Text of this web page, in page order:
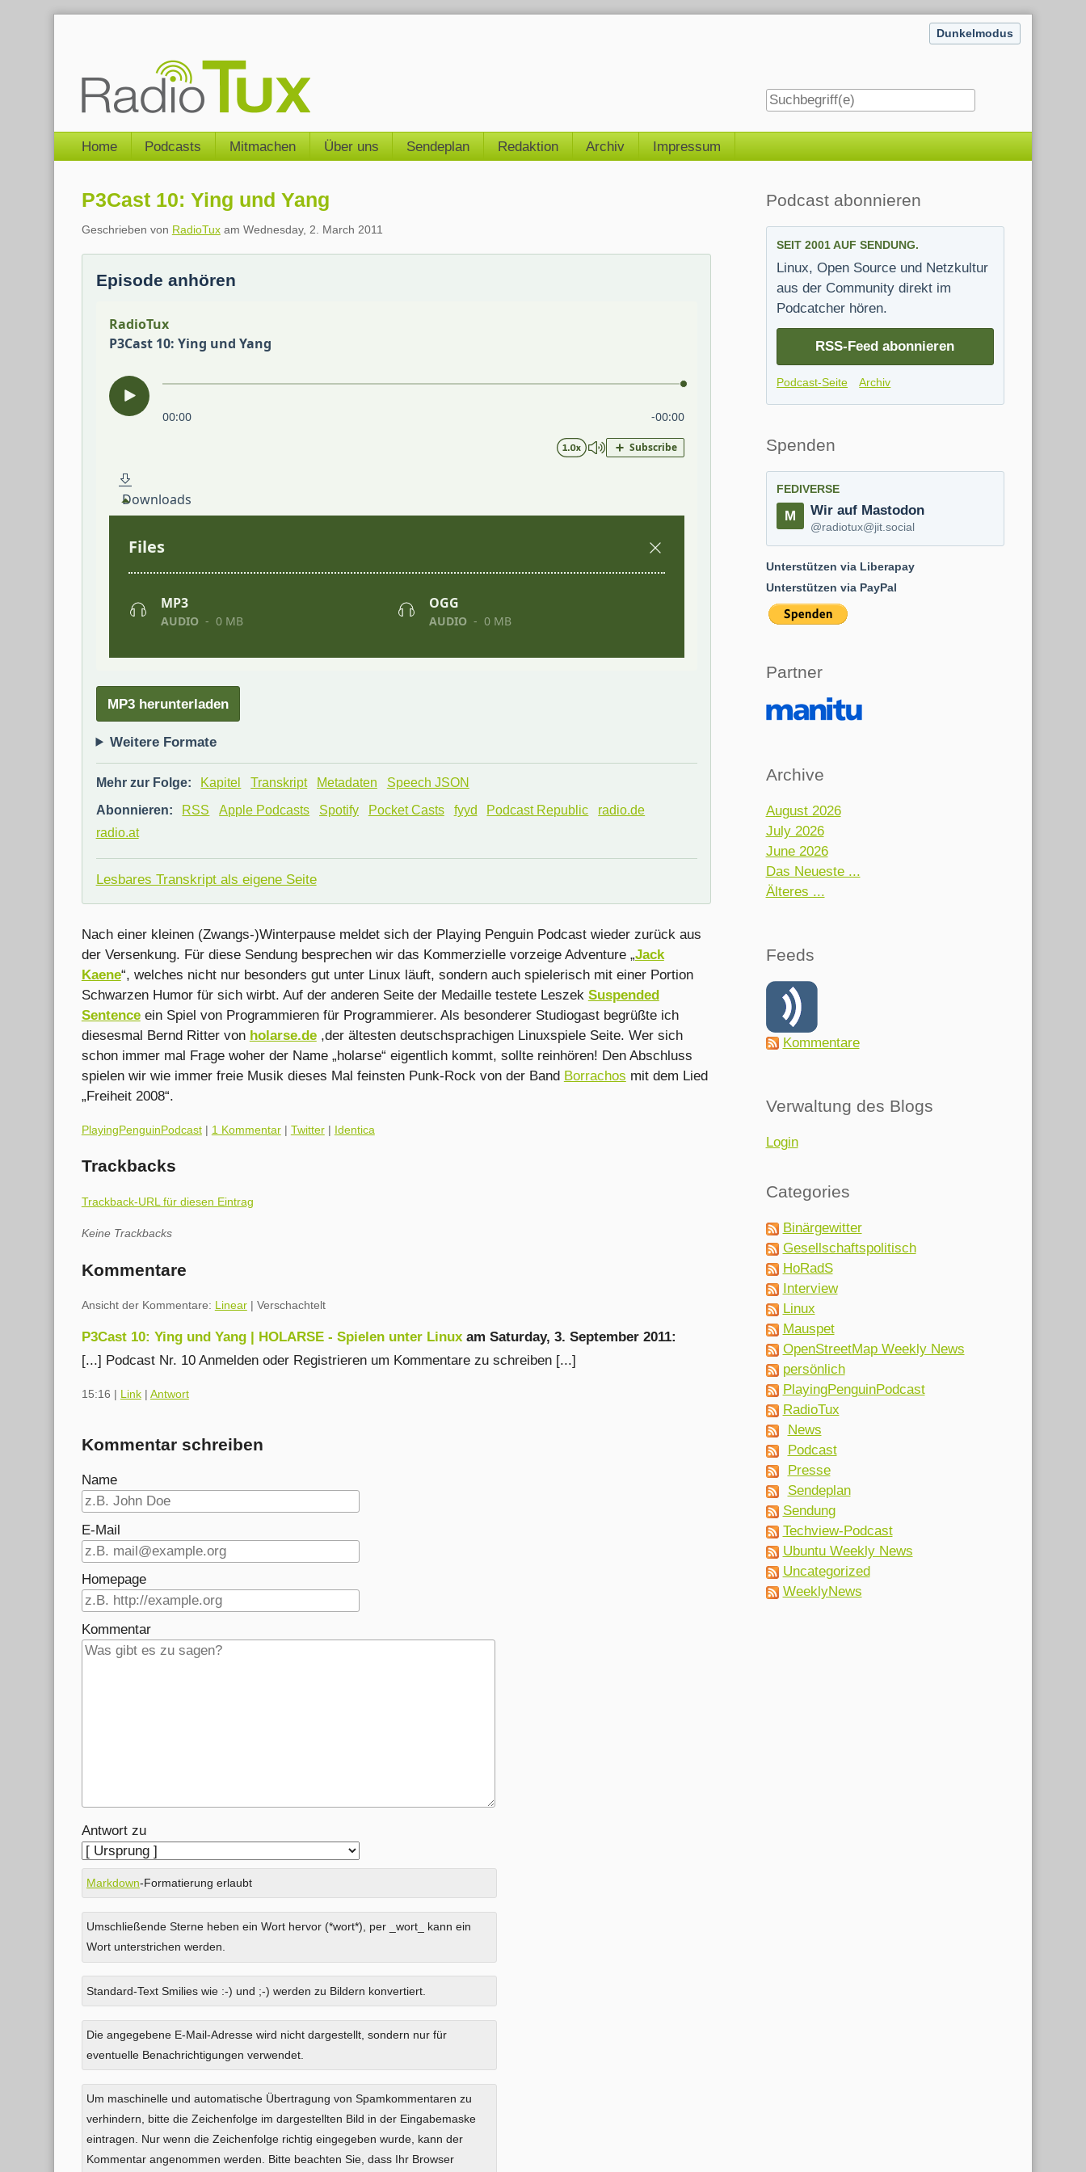
Dunkelmodus
Navigation
Home Podcasts Mitmachen Über uns Sendeplan Redaktion Archiv Impressum
P3Cast 10: Ying und Yang
Geschrieben von RadioTuxam Wednesday, 2. March 2011
Episode anhören
MP3 herunterladen
Weitere Formate
Mehr zur Folge: Kapitel Transkript Metadaten
Speech JSON
Abonnieren:
RSS Apple Podcasts Spotify Pocket Casts fyyd Podcast Republic
radio.de
radio.at
Lesbares Transkript als eigene Seite
Nach einer kleinen (Zwangs-)Winterpause meldet sich der Playing Penguin Podcast wieder zurück aus
der Versenkung. Für diese Sendung besprechen wir das Kommerzielle vorzeige Adventure „Jack
Kaene“, welches nicht nur besonders gut unter Linux läuft, sondern auch spielerisch mit einer Portion
Schwarzen Humor für sich wirbt. Auf der anderen Seite der Medaille testete Leszek Suspended
Sentenceein Spiel von Programmieren für Programmierer. Als besonderer Studiogast begrüßte ich
diesesmal Bernd Ritter von holarse.de,der ältesten deutschsprachigen Linuxspiele Seite. Wer sich
schon immer mal Frage woher der Name „holarse“ eigentlich kommt, sollte reinhören! Den Abschluss
spielen wir wie immer freie Musik dieses Mal feinsten Punk-Rock von der Band Borrachos mit dem Lied
„Freiheit 2008“.
Kategorien:
PlayingPenguinPodcast| 1 Kommentar| Twitter| Identica
Trackbacks
Trackback-URL für diesen Eintrag
Keine Trackbacks
Kommentare
Ansicht der Kommentare: Linear| Verschachtelt
P3Cast 10: Ying und Yang | HOLARSE - Spielen unter Linuxam Saturday, 3. September 2011:
[...] Podcast Nr. 10 Anmelden oder Registrieren um Kommentare zu schreiben [...]
15:16 Link| Antwort
Kommentar schreiben
Name
E-Mail
Homepage
Kommentar
Antwort zu
Markdown-Formatierung erlaubt
Umschließende Sterne heben ein Wort hervor (*wort*), per _wort_ kann ein
Wort unterstrichen werden.
Standard-Text Smilies wie :-) und ;-) werden zu Bildern konvertiert.
Was
Sechs
plus
Die angegebene E-Mail-Adresse wird nicht dargestellt, sondern nur für
eventuelle Benachrichtigungen verwendet.
Um maschinelle und automatische Übertragung von Spamkommentaren zu
verhindern, bitte die Zeichenfolge im dargestellten Bild in der Eingabemaske
eintragen. Nur wenn die Zeichenfolge richtig eingegeben wurde, kann der
Kommentar angenommen werden. Bitte beachten Sie, dass Ihr Browser
Seitenleiste
Podcast abonnieren
SEIT 2001 AUF SENDUNG.
Linux, Open Source und Netzkultur
aus der Community direkt im
Podcatcher hören.
RSS-Feed abonnieren
Podcast-Seite Archiv
Spenden
FEDIVERSE
Wir auf Mastodon
@radiotux@jit.social
Unterstützen via Liberapay
Unterstützen via PayPal
Partner
Archive
August 2026
July 2026
June 2026
Das Neueste ...
Älteres ...
Feeds
Kommentare
Verwaltung des Blogs
Login
Categories
Binärgewitter
Gesellschaftspolitisch
HoRadS
Interview
Linux
Mauspet
OpenStreetMap Weekly News
persönlich
PlayingPenguinPodcast
RadioTux
News
Podcast
Presse
Sendeplan
Sendung
Techview-Podcast
Ubuntu Weekly News
Uncategorized
WeeklyNews